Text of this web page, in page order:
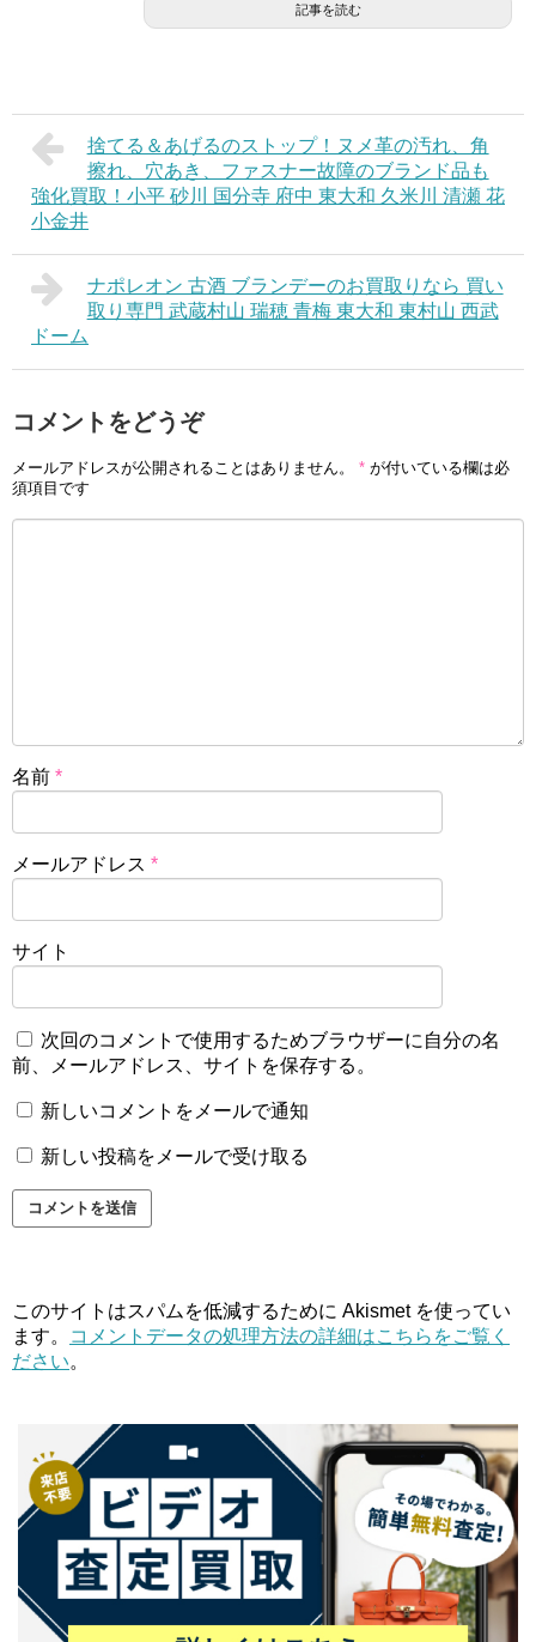
記事を読む
捨てる＆あげるのストップ！ヌメ革の汚れ、角
擦れ、穴あき、ファスナー故障のブランド品も
強化買取！小平 砂川 国分寺 府中 東大和 久米川 清瀬 花
小金井
ナポレオン 古酒 ブランデーのお買取りなら 買い
取り専門 武蔵村山 瑞穂 青梅 東大和 東村山 西武
ドーム
コメントをどうぞ
メールアドレスが公開されることはありません。 * が付いている欄は必
須項目です
名前 *
メールアドレス *
サイト
次回のコメントで使用するためブラウザーに自分の名
前、メールアドレス、サイトを保存する。
新しいコメントをメールで通知
新しい投稿をメールで受け取る
このサイトはスパムを低減するために Akismet を使ってい
ます。
コメントデータの処理方法の詳細はこちらをご覧く
ださい。